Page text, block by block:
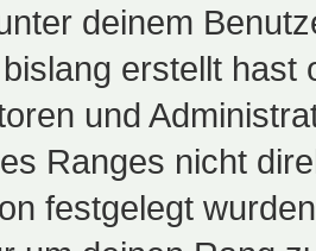
deinem
erstellt
und
Ranges nicht
festgelegt